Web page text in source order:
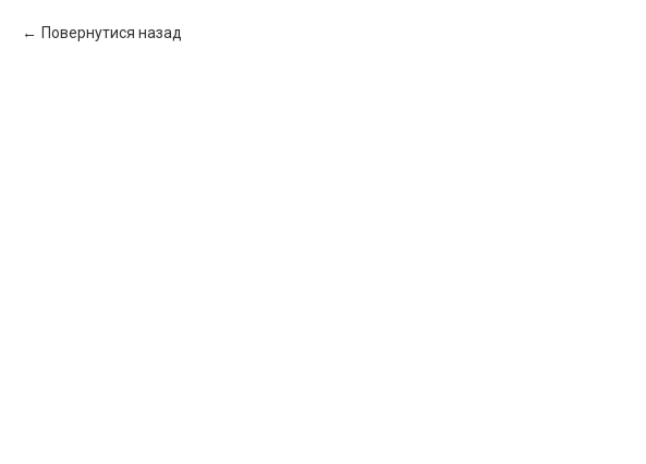
Повернутися назад